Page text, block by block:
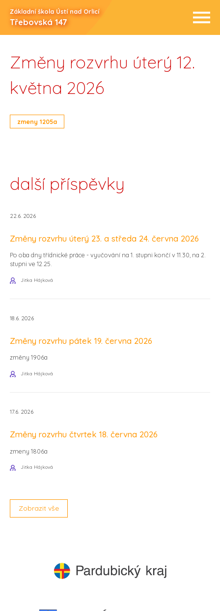
Základní škola Ústí nad Orlicí
Třebovská 147
Změny rozvrhu úterý 12.
května 2026
zmeny 1205a
další příspěvky
22.6. 2026
Změny rozvrhu úterý 23. a středa 24. června 2026
Po oba dny třídnické práce - vyučování na 1. stupni končí v 11.30, na 2.
stupni ve 12.25.
Jitka Hájková
18.6. 2026
Změny rozvrhu pátek 19. června 2026
změny 1906a
Jitka Hájková
17.6. 2026
Změny rozvrhu čtvrtek 18. června 2026
zmeny 1806a
Jitka Hájková
Zobrazit vše